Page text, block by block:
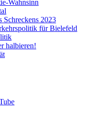
Wahnsinn
Schreckens 2023
für Bielefeld​​
halbieren!